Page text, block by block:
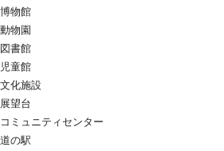
博物館
動物園
図書館
児童館
文化施設
展望台
コミュニティセンター
道の駅